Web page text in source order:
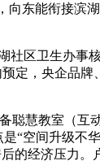
东能衔接滨
区卫生办事
定，央企品
慧教室（互
“空间升级不
的经济压力